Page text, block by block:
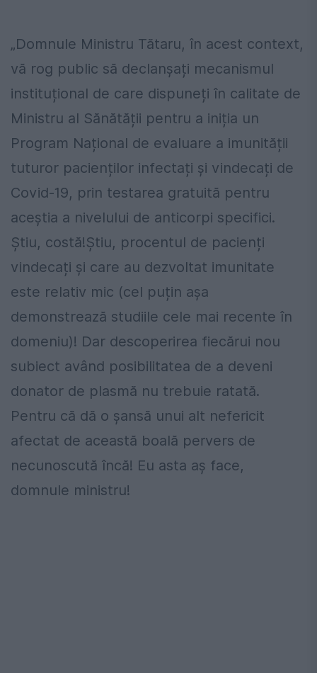
„Domnule Ministru Tătaru, în acest context,
vă rog public să declanșați mecanismul
instituțional de care dispuneți în calitate de
Ministru al Sănătății pentru a iniția un
Program Național de evaluare a imunității
tuturor pacienților infectați și vindecați de
Covid-19, prin testarea gratuită pentru
aceștia a nivelului de anticorpi specifici.
Știu, costă!Știu, procentul de pacienți
vindecați și care au dezvoltat imunitate
este relativ mic (cel puțin așa
demonstrează studiile cele mai recente în
domeniu)! Dar descoperirea fiecărui nou
subiect având posibilitatea de a deveni
donator de plasmă nu trebuie ratată.
Pentru că dă o șansă unui alt nefericit
afectat de această boală pervers de
necunoscută încă! Eu asta aș face,
domnule ministru!